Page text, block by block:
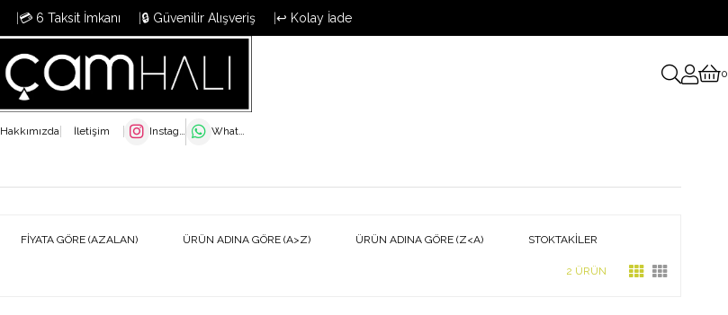
💳 6 Taksit İmkanı 🔒 Güvenilir Alışveriş ↩️ Kolay İade
0
Hakkımızda İletişim Instagram WhatsApp
FIYATA GÖRE (AZALAN) ÜRÜN ADINA GÖRE (A>Z) ÜRÜN ADINA GÖRE (Z<A) STOKTAKILER
2 ÜRÜN